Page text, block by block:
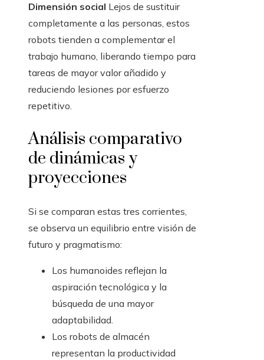
Dimensión social Lejos de sustituir
completamente a las personas, estos
robots tienden a complementar el
trabajo humano, liberando tiempo para
tareas de mayor valor añadido y
reduciendo lesiones por esfuerzo
repetitivo.
Análisis comparativo
de dinámicas y
proyecciones
Si se comparan estas tres corrientes,
se observa un equilibrio entre visión de
futuro y pragmatismo:
Los humanoides reflejan la
aspiración tecnológica y la
búsqueda de una mayor
adaptabilidad.
Los robots de almacén
representan la productividad